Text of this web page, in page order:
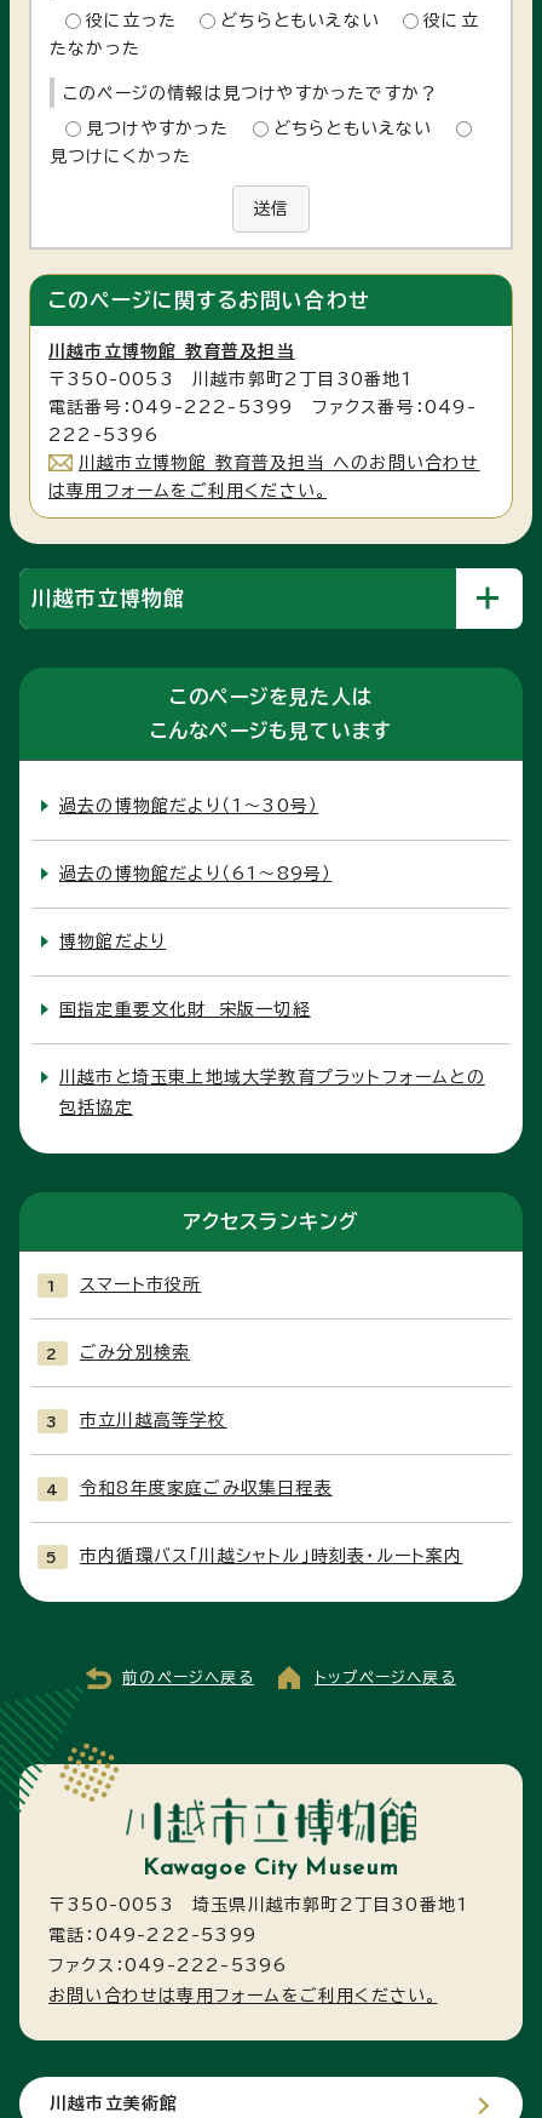
役に立った どちらともいえない
役に立
たなかった
このページの情報は見つけやすかったですか？
見つけやすかった
どちらともいえない
見つけにくかった
送信
このページに関するお問い合わせ
川越市立博物館 教育普及担当
〒350-0053 川越市郭町2丁目30番地1
電話番号：049-222-5399 ファクス番号：049-
222-5396
川越市立博物館 教育普及担当 へのお問い合わせ
は専用フォームをご利用ください。
川越市立博物館
このページを見た人は
こんなページも見ています
過去の博物館だより（1〜30号）
過去の博物館だより（61〜89号）
博物館だより
国指定重要文化財 宋版一切経
川越市と埼玉東上地域大学教育プラットフォームとの
包括協定
アクセスランキング
スマート市役所
ごみ分別検索
市立川越高等学校
令和8年度家庭ごみ収集日程表
市内循環バス「川越シャトル」時刻表・ルート案内
前のページへ戻る トップページへ戻る
Kawagoe City Museum
〒350-0053 埼玉県川越市郭町2丁目30番地1
電話：049-222-5399
ファクス：049-222-5396
お問い合わせは専用フォームをご利用ください。
川越市立美術館